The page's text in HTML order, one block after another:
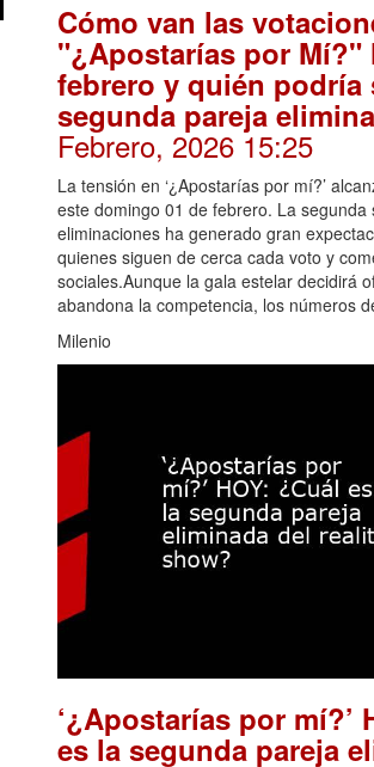
Cómo van las
"¿Apostarías por Mí?"
febrero y quién podría
segunda pareja
Febrero, 2026 15:25
La tensión en ‘¿Apostarías por mí?’
este domingo 01 de febrero. La segunda
eliminaciones ha generado gran
quienes siguen de cerca cada voto y
sociales.Aunque la gala estelar decidirá
abandona la competencia, los números
Milenio
‘¿Apostarías por mí?’
es la segunda pareja